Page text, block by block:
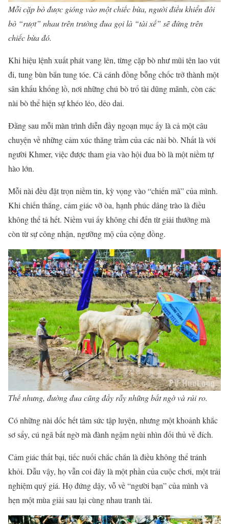
Mỗi cặp bò được gióng vào một chiếc bừa, người điều khiển đôi
bò “rượt” nhau trên trường đua gọi là “tài xế” sẽ đứng trên
chiếc bừa đó.
Khi hiệu lệnh xuất phát vang lên, từng cặp bò như mũi tên lao vút
đi, tung bùn bắn tung tóe. Cả cánh đồng bỗng chốc trở thành một
sân khấu khổng lồ, nơi những chú bò trổ tài dũng mãnh, còn các
nài bò thể hiện sự khéo léo, dẻo dai.
Đằng sau mỗi màn trình diễn đầy ngoạn mục ấy là cả một câu
chuyện về những cảm xúc thăng trầm của các nài bò. Nhất là với
người Khmer, việc được tham gia vào hội đua bò là một niềm tự
hào lớn.
Mỗi nài đều đặt trọn niềm tin, kỳ vọng vào “chiến mã” của mình.
Khi chiến thắng, cảm giác vỡ òa, hạnh phúc dâng trào là điều
không thể tả hết. Niềm vui ấy không chỉ đến từ giải thưởng mà
còn từ sự công nhận, ngưỡng mộ của cộng đồng.
Thế nhưng, đường đua cũng đầy rẫy những bất ngờ và rủi ro.
Có những nài dốc hết tâm sức tập luyện, nhưng một khoảnh khắc
sơ sẩy, cú ngã bất ngờ mà đành ngậm ngùi nhìn đối thủ về đích.
Cảm giác thất bại, tiếc nuối chắc chắn là điều không thể tránh
khỏi. Dẫu vậy, họ vẫn coi đây là một phần của cuộc chơi, một trải
nghiệm quý giá. Họ đứng dậy, vỗ về “người bạn” của mình và
hẹn một mùa giải sau lại cùng nhau tranh tài.